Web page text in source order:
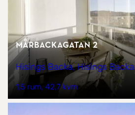
Mårbackagatan 2
Hisings Backa, Hisings Backa
1,5 rum 42,7 kvm